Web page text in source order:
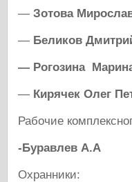
— Зотова
— Беликов
— Рогозина
— Кирячек Олег
Рабочие
-Буравлев А.А
Охранники: